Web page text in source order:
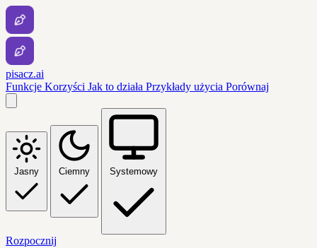
pisacz.ai
Funkcje Korzyści Jak to działa Przykłady użycia Porównaj
Jasny Ciemny Systemowy
Rozpocznij